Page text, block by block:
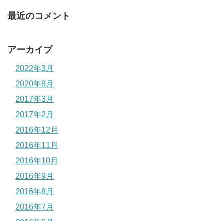
最近のコメント
アーカイブ
2022年3月
2020年8月
2017年3月
2017年2月
2016年12月
2016年11月
2016年10月
2016年9月
2016年8月
2016年7月